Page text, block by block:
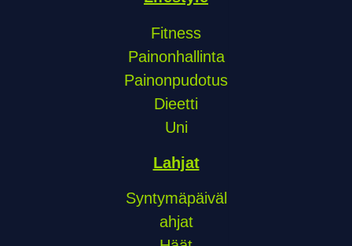
Fitness
Painonhallinta
Painonpudotus
Dieetti
Uni
Lahjat
Syntymäpäiväl
ahjat